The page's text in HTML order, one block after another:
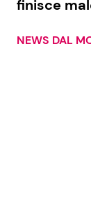
finisce
NEWS DAL